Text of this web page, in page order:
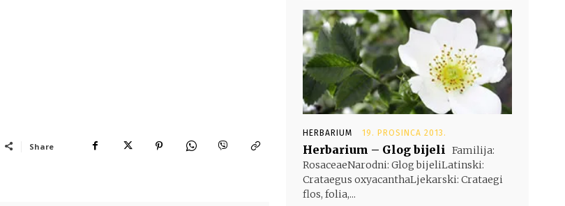
Share
HERBARIUM 19. PROSINCA 2013.
Herbarium – Glog bijeli Familija:
RosaceaeNarodni: Glog bijeliLatinski:
Crataegus oxyacanthaLjekarski: Crataegi
flos, folia,...